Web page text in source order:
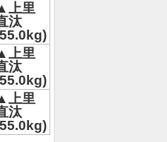
上里
汰
上里
汰
上里
汰